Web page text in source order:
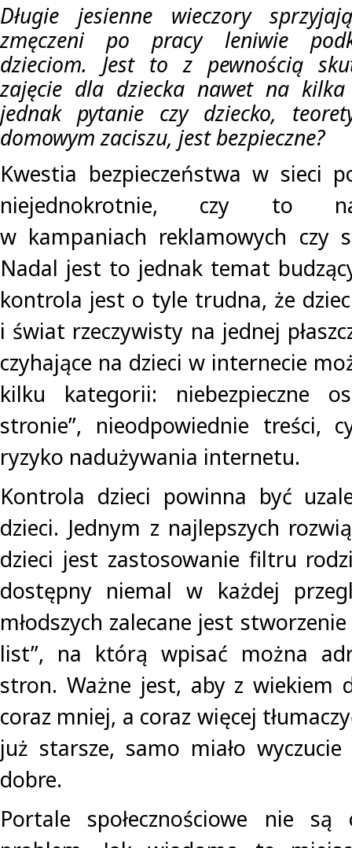
Długie jesienne wieczory
zmęczeni po pracy leniwie
dzieciom. Jest to z pewnością
zajęcie dla dziecka nawet na kilka
jednak pytanie czy dziecko,
domowym zaciszu, jest bezpieczne?
Kwestia bezpieczeństwa w sieci
niejednokrotnie, czy to
w kampaniach reklamowych czy
Nadal jest to jednak temat
kontrola jest o tyle trudna, że
i świat rzeczywisty na jednej
czyhające na dzieci w internecie
kilku kategorii: niebezpieczne
stronie”, nieodpowiednie treści,
ryzyko nadużywania internetu.
Kontrola dzieci powinna być
dzieci. Jednym z najlepszych
dzieci jest zastosowanie filtru
dostępny niemal w każdej
młodszych zalecane jest
list”, na którą wpisać można
stron. Ważne jest, aby z wiekiem
coraz mniej, a coraz więcej
już starsze, samo miało
dobre.
Portale społecznościowe nie